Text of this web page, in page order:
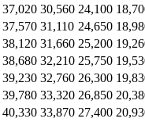
37,020 30,560 24,100
37,570 31,110 24,650
38,120 31,660 25,200
38,680 32,210 25,750
39,230 32,760 26,300
39,780 33,320 26,850
40,330 33,870 27,400